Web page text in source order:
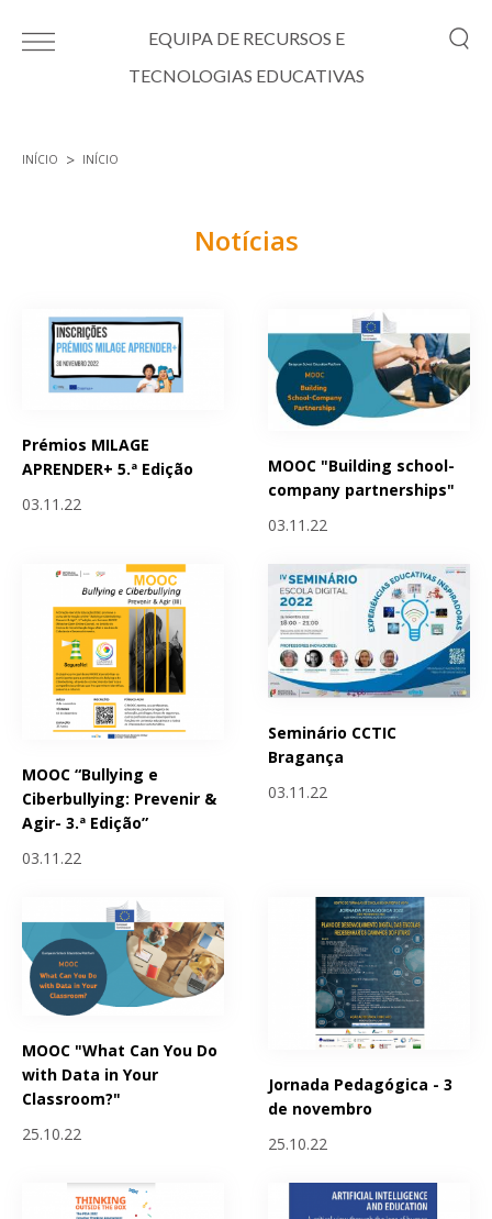
EQUIPA DE RECURSOS E
TECNOLOGIAS EDUCATIVAS
INÍCIO INÍCIO
Notícias
Prémios MILAGE
APRENDER+ 5.ª Edição
03.11.22
MOOC "Building school-
company partnerships"
03.11.22
MOOC “Bullying e
Ciberbullying: Prevenir &
Agir- 3.ª Edição”
03.11.22
Seminário CCTIC
Bragança
03.11.22
MOOC "What Can You Do
with Data in Your
Classroom?"
25.10.22
Jornada Pedagógica - 3
de novembro
25.10.22
Páginas